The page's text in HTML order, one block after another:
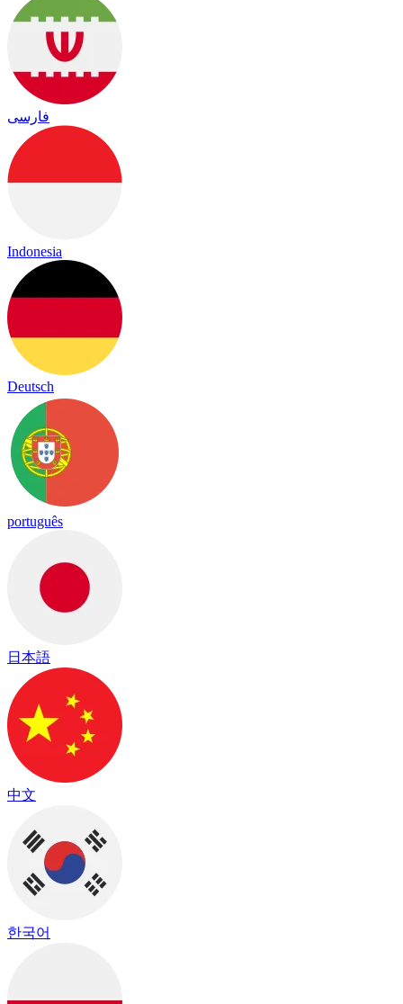
فارسی
Indonesia
Deutsch
português
日本語
中文
한국어